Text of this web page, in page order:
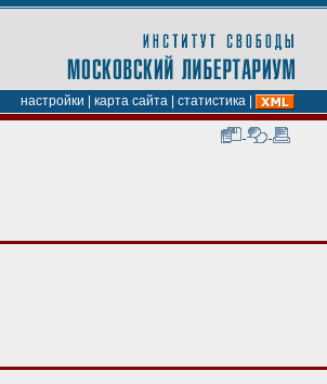
настройки карта сайта статистика